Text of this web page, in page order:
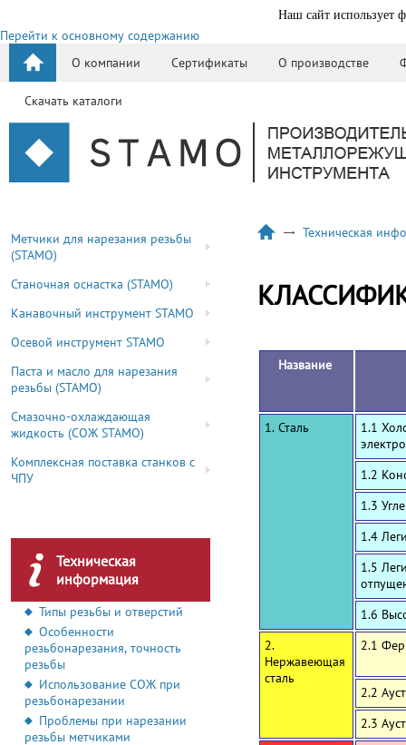
Наш сайт использует
Перейти к основному содержанию
О компании
Сертификаты О производстве
Скачать каталоги
Метчики для нарезания резьбы
(STAMO)
Станочная оснастка (STAMO)
Канавочный инструмент STAMO
Осевой инструмент STAMO
Паста и масло для нарезания
резьбы (STAMO)
Смазочно-охлаждающая
жидкость (СОЖ STAMO)
Комплексная поставка станков с
ЧПУ
Техническая
информация
Типы резьбы и отверстий
Особенности
резьбонарезания, точность
резьбы
Использование СОЖ при
резьбонарезании
Проблемы при нарезании
резьбы метчиками
Техническая
Название
1. Сталь
1.1
1.2
1.3
1.4
1.5
1.6
2.
Нержавеющая
сталь
2.1
2.2
2.3